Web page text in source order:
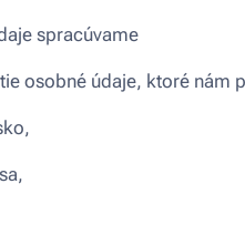
spracúvame
osobné údaje, ktoré nám